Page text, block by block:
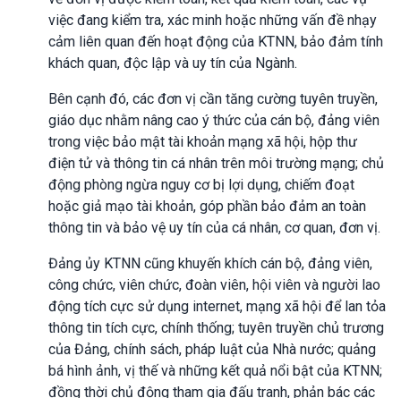
việc đang kiểm tra, xác minh hoặc những vấn đề nhạy
cảm liên quan đến hoạt động của KTNN, bảo đảm tính
khách quan, độc lập và uy tín của Ngành.
Bên cạnh đó, các đơn vị cần tăng cường tuyên truyền,
giáo dục nhằm nâng cao ý thức của cán bộ, đảng viên
trong việc bảo mật tài khoản mạng xã hội, hộp thư
điện tử và thông tin cá nhân trên môi trường mạng; chủ
động phòng ngừa nguy cơ bị lợi dụng, chiếm đoạt
hoặc giả mạo tài khoản, góp phần bảo đảm an toàn
thông tin và bảo vệ uy tín của cá nhân, cơ quan, đơn vị.
Đảng ủy KTNN cũng khuyến khích cán bộ, đảng viên,
công chức, viên chức, đoàn viên, hội viên và người lao
động tích cực sử dụng internet, mạng xã hội để lan tỏa
thông tin tích cực, chính thống; tuyên truyền chủ trương
của Đảng, chính sách, pháp luật của Nhà nước; quảng
bá hình ảnh, vị thế và những kết quả nổi bật của KTNN;
đồng thời chủ động tham gia đấu tranh, phản bác các